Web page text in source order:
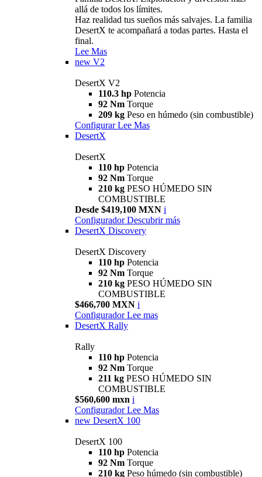
allá de todos los límites.
Haz realidad tus sueños más salvajes. La familia
DesertX te acompañará a todas partes. Hasta el
final.
Lee Mas
new V2
DesertX V2
110.3 hp Potencia
92 Nm Torque
209 kg Peso en húmedo (sin combustible)
Configurar Lee Mas
DesertX
DesertX
110 hp Potencia
92 Nm Torque
210 kg PESO HÚMEDO SIN
COMBUSTIBLE
Desde $419,100 MXN i
Configurador Descubrir más
DesertX Discovery
DesertX Discovery
110 hp Potencia
92 Nm Torque
210 kg PESO HÚMEDO SIN
COMBUSTIBLE
$466,700 MXN i
Configurador Lee mas
DesertX Rally
Rally
110 hp Potencia
92 Nm Torque
211 kg PESO HÚMEDO SIN
COMBUSTIBLE
$560,600 mxn i
Configurador Lee Mas
new DesertX 100
DesertX 100
110 hp Potencia
92 Nm Torque
210 kg Peso húmedo (sin combustible)